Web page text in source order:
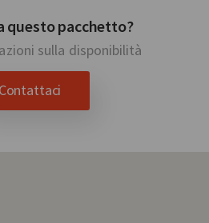
questo pacchetto?
sulla disponibilità
Contattaci